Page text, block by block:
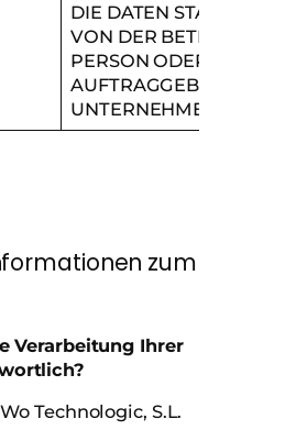
DIE DATEN STAMMEN
VON DER
PERSON ODER VOM
AUFTRAGGEBENDEN
UNTERNEHMEN
zum
Verarbeitung Ihrer
Technologic, S.L.